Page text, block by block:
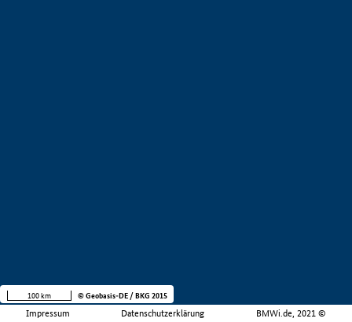
Impressum Datenschutzerklärung BMWi.de, 2021 ©
100 km © Geobasis-DE / BKG 2015